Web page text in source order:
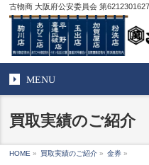
古物商 大阪府公安委員会 第
MENU
買取実績のご紹介
HOME » 買取実績のご紹介 » 金券 »